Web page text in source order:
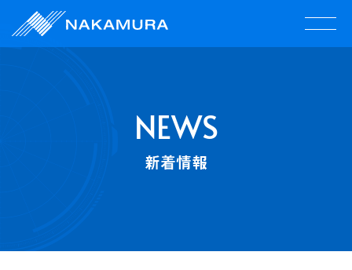
NEWS
新着情報